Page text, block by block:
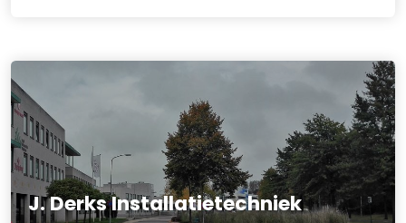
J. Derks Installatietechniek